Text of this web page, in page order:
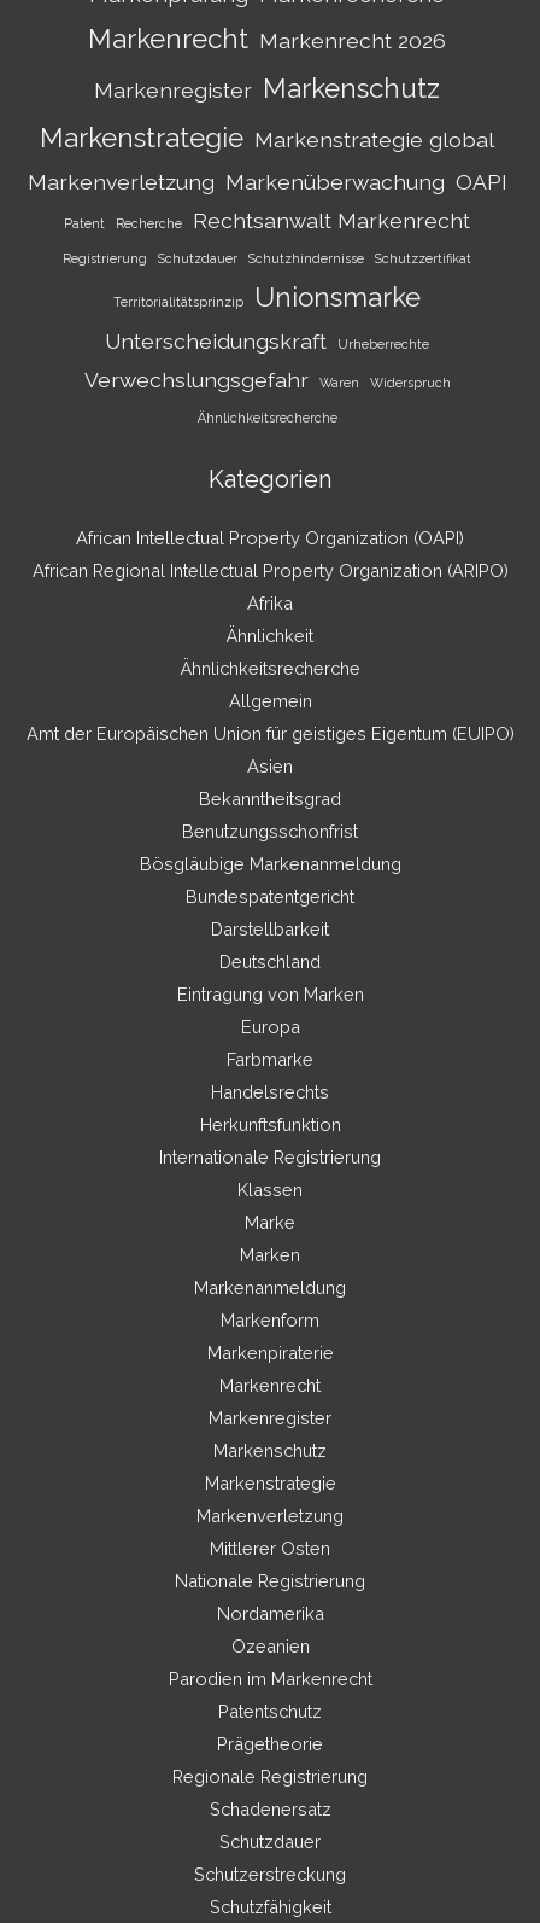
Markenrecht Markenrecht 2026
Markenregister Markenschutz
Markenstrategie Markenstrategie global
Markenverletzung Markenüberwachung OAPI
Patent Recherche Rechtsanwalt Markenrecht
Registrierung Schutzdauer Schutzhindernisse Schutzzertifikat
Territorialitätsprinzip Unionsmarke
Unterscheidungskraft Urheberrechte
Verwechslungsgefahr Waren Widerspruch
Ähnlichkeitsrecherche
Kategorien
African Intellectual Property Organization (OAPI)
African Regional Intellectual Property Organization (ARIPO)
Afrika
Ähnlichkeit
Ähnlichkeitsrecherche
Allgemein
Amt der Europäischen Union für geistiges Eigentum (EUIPO)
Asien
Bekanntheitsgrad
Benutzungsschonfrist
Bösgläubige Markenanmeldung
Bundespatentgericht
Darstellbarkeit
Deutschland
Eintragung von Marken
Europa
Farbmarke
Handelsrechts
Herkunftsfunktion
Internationale Registrierung
Klassen
Marke
Marken
Markenanmeldung
Markenform
Markenpiraterie
Markenrecht
Markenregister
Markenschutz
Markenstrategie
Markenverletzung
Mittlerer Osten
Nationale Registrierung
Nordamerika
Ozeanien
Parodien im Markenrecht
Patentschutz
Prägetheorie
Regionale Registrierung
Schadenersatz
Schutzdauer
Schutzerstreckung
Schutzfähigkeit